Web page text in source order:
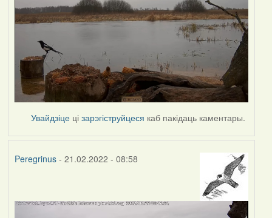
Увайдзіце цізарэгіструйцеся каб пакідаць каментары.
Peregrinus- 21.02.2022 - 08:58